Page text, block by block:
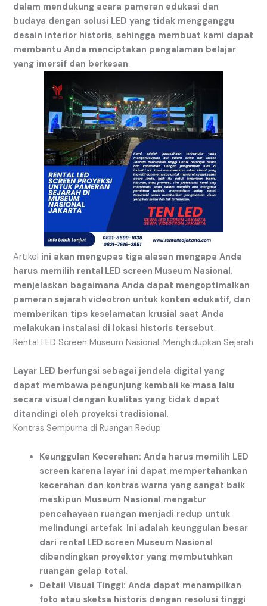
dalam mendukung acara pameran edukasi dan
budaya dengan solusi LED yang tidak mengganggu
desain interior historis, sehingga membuat kami dapat
membantu Anda menciptakan pengalaman belajar
yang imersif dan berkesan.
Artikel ini akan mengupas tiga alasan mengapa Anda
harus memilih rental LED screen Museum Nasional,
menjelaskan bagaimana Anda dapat mengoptimalkan
pameran sejarah videotron untuk konten edukatif, dan
memberikan tips keselamatan krusial saat Anda
melakukan instalasi di lokasi historis tersebut.
Rental LED Screen Museum Nasional: Menghidupkan Sejarah
Layar LED berfungsi sebagai jendela digital yang
dapat membawa pengunjung kembali ke masa lalu
secara visual dengan kualitas yang tidak dapat
ditandingi oleh proyeksi tradisional.
Kontras Sempurna di Ruangan Redup
Keunggulan Kecerahan: Anda harus memilih LED
screen karena layar ini dapat mempertahankan
kecerahan dan kontras warna yang sangat baik
meskipun Museum Nasional mengatur
pencahayaan ruangan menjadi redup untuk
melindungi artefak. Ini adalah keunggulan besar
dari rental LED screen Museum Nasional
dibandingkan proyektor yang membutuhkan
ruangan gelap total.
Detail Visual Tinggi: Anda dapat menampilkan
foto atau sketsa historis dengan resolusi tinggi